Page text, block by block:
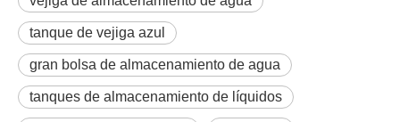
tanque de vejiga azul
gran bolsa de almacenamiento de agua
tanques de almacenamiento de líquidos